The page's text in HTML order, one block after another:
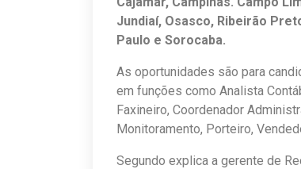
Jundiaí, Osasco, Ribeirão
Paulo e Sorocaba.
As oportunidades são para
em funções como Analista
Faxineiro, Coordenador
Monitoramento, Porteiro,
Segundo explica a gerente de